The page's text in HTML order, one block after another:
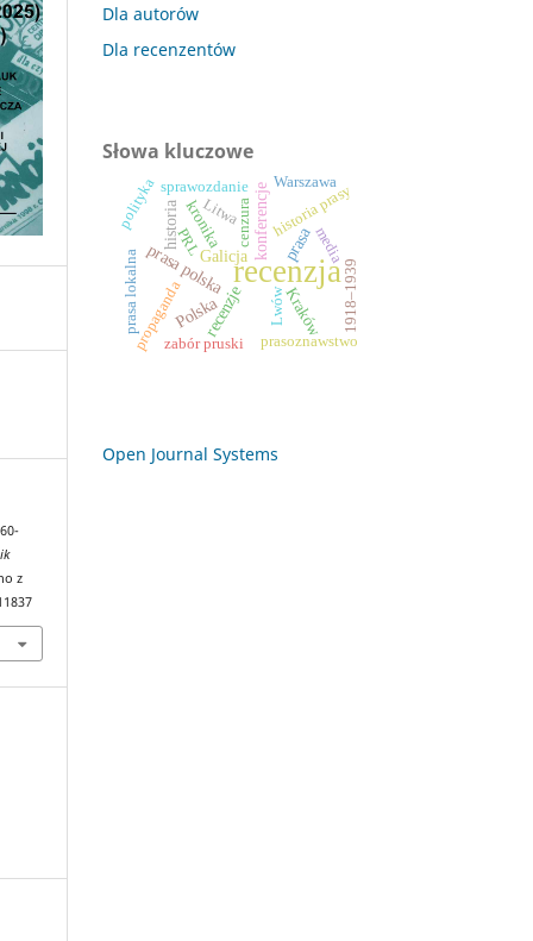
z
Dla autorów
Dla recenzentów
Słowa kluczowe
recenzja
prasa polska
konferencje
historia
recenzje
prasa
Polska
kronika
Kraków
Galicja
historia prasy
propaganda prasoznawstwo
sprawozdanie
zabór pruski
Lwów
prasa lokalna 1918–1939
media
polityka Warszawa
PRL cenzura
Litwa
Open Journal Systems